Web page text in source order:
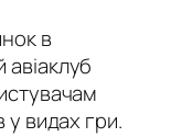
в
у видах гри.